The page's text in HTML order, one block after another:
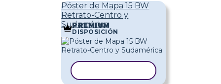
Póster de Mapa 15 BW
Retrato-Centro y
Sudamérica
PREMIUM
DISPOSICIÓN